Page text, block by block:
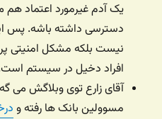
یک آدم غیرمورد اعتماد
دسترسی داشته باشه. پس
نیست بلکه مشکل امنیتی
افراد دخیل در سیستم
آقای زارع توی وبلاگش می
مسوولین بانک ها رفته و